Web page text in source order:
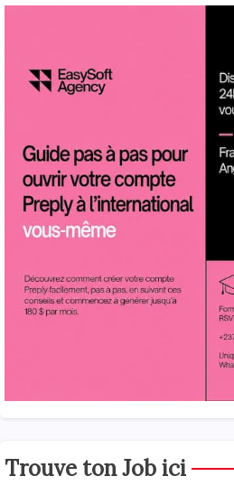
Trouve ton Job ici